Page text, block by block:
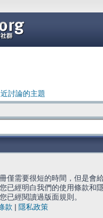
討論的主題
僅需要很短的時間，但是會
已經明白我們的使用條款和
已經閱讀過版面規則。
款
隱私政策